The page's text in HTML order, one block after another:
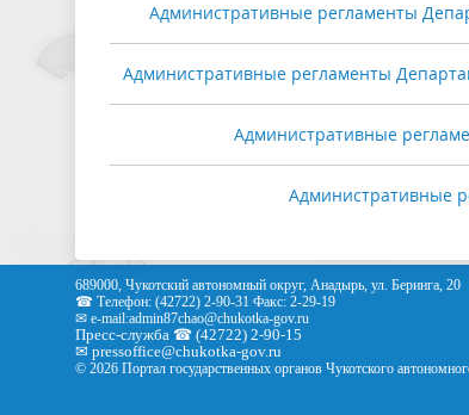
Административные регламенты
Административные регламенты
Административные
Административные
689000, Чукотский автономный округ, Анадырь, ул. Беринга, 20
☎ Телефон: (42722) 2-90-31 Факс: 2-29-19
✉ e-mail:admin87chao@chukotka-gov.ru
Пресс-служба ☎ (42722) 2-90-15
✉ pressoffice@chukotka-gov.ru
© 2026 Портал государственных органов Чукотского